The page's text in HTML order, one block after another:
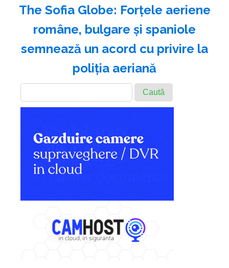
The Sofia Globe: Forţele aeriene
române, bulgare şi spaniole
semnează un acord cu privire la
poliţia aeriană